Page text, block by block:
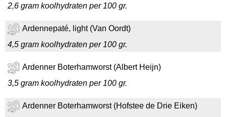
2,6 gram koolhydraten per 100 gr.
Ardennepaté, light (Van Oordt)
4,5 gram koolhydraten per 100 gr.
Ardenner Boterhamworst (Albert Heijn)
3,5 gram koolhydraten per 100 gr.
Ardenner Boterhamworst (Hofstee de Drie Eiken)